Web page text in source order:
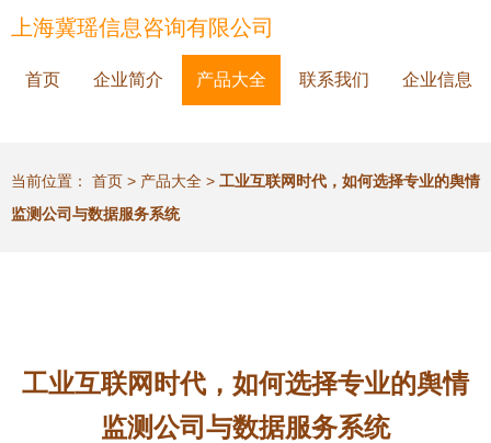
上海冀瑶信息咨询有限公司
首页 企业简介 产品大全 联系我们 企业信息
当前位置： 首页 > 产品大全 > 工业互联网时代，如何选择专业的舆情
监测公司与数据服务系统
工业互联网时代，如何选择专业的舆情
监测公司与数据服务系统